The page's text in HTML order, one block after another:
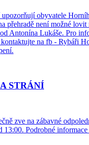
obyvatele
přehradě není možné lovit
Antonína Lukáše. Pro
na fb - Rybáři
STRÁNÍ
zve na zábavné
13:00. Podrobné